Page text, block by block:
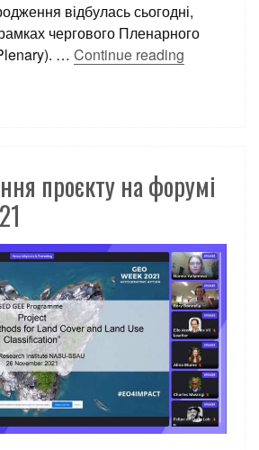
відбулась сьогодні,
чергового Пленарного
… Continue reading
проєкту на форумі